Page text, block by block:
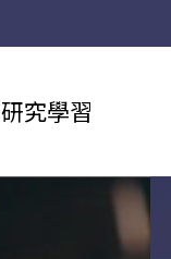
研究學習